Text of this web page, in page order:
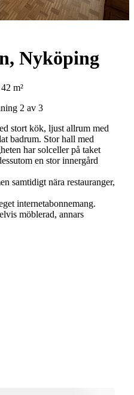
Nyköping
m²
2 av 3
stort kök, ljust allrum med
badrum. Stor hall med
har solceller på taket
en stor innergård
samtidigt nära restauranger,
internetabonnemang.
möblerad, annars